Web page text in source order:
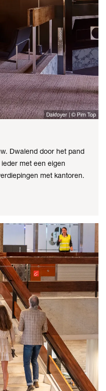
Dakfoyer | © Pim Top
Dwalend door het pand
met een eigen
met kantoren.